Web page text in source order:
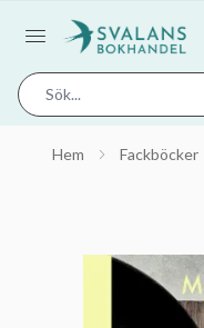
Hem Fackböcker